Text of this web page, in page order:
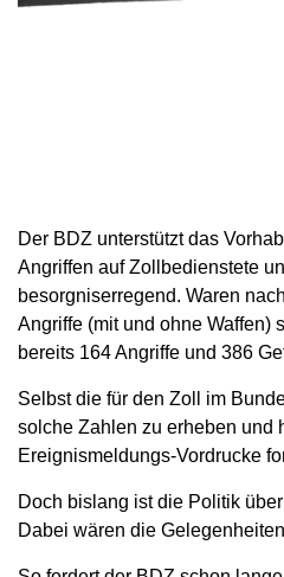
Der BDZ unterstützt das
Angriffen auf Zollbedienstete
besorgniserregend. Waren
Angriffe (mit und ohne Waffen)
bereits 164 Angriffe und 386
Selbst die für den Zoll im
solche Zahlen zu erheben und
Ereignismeldungs-Vordrucke
Doch bislang ist die Politik
Dabei wären die